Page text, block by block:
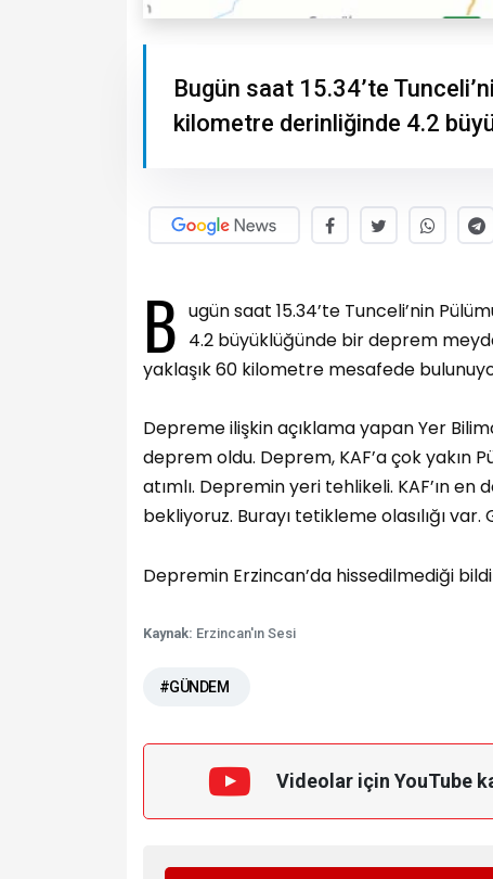
Bugün saat 15.34’te
kilometre derinliğinde 4.2
B ugün saat 15.34’te Tunceli’nin
4.2 büyüklüğünde bir deprem
yaklaşık 60 kilometre mesafede
Depreme ilişkin açıklama yapan Yer
deprem oldu. Deprem, KAF’a çok yakın
atımlı. Depremin yeri tehlikeli. KAF’ın
bekliyoruz. Burayı tetikleme olasılığı var.
Depremin Erzincan’da hissedilmediği
Kaynak: Erzincan'ın Sesi
#GÜNDEM
Videolar için YouTube